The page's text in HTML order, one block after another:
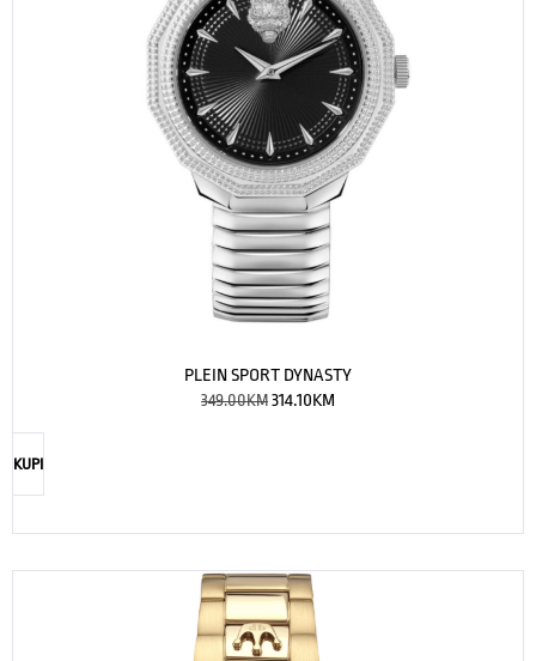
PLEIN SPORT DYNASTY
349.00KM314.10KM
KUPI